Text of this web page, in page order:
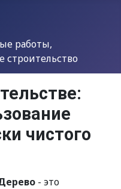
работы,
строительство
чистого
- это